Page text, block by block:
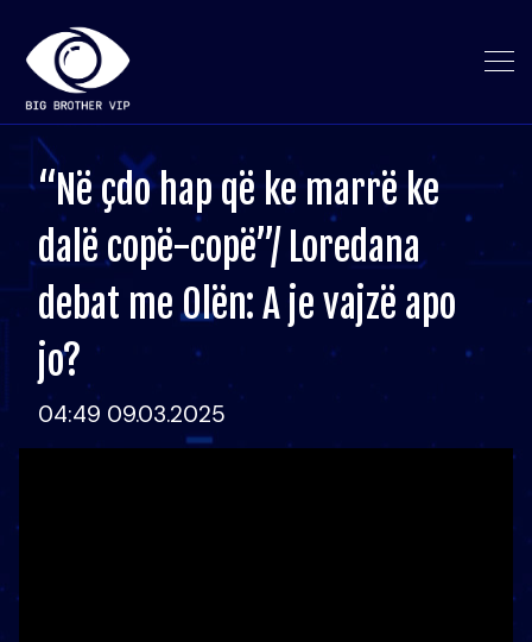
“Në çdo hap që ke marrë ke
dalë copë-copë”/ Loredana
debat me Olën: A je vajzë apo
jo?
04:49 09.03.2025